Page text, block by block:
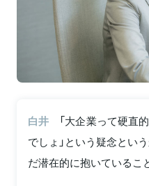
白井
「大企業って硬直
でしょ」という疑念とい
だ潜在的に抱いているこ